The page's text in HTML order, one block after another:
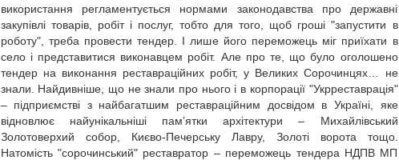
використання регламентується нормами законодавства про державні
закупівлі товарів, робіт і послуг, тобто для того, щоб гроші "запустити в
роботу", треба провести тендер. І лише його переможець міг приїхати в
село і представитися виконавцем робіт. Але про те, що було оголошено
тендер на виконання реставраційних робіт, у Великих Сорочинцях… не
знали. Найдивніше, що не знали про нього і в корпорації "Укрреставрація"
– підприємстві з найбагатшим реставраційним досвідом в Україні, яке
відновлює найунікальніші пам’ятки архітектури – Михайлівський
Золотоверхий собор, Києво-Печерську Лавру, Золоті ворота тощо.
Натомість "сорочинський" реставратор – переможець тендера НДПВ МП